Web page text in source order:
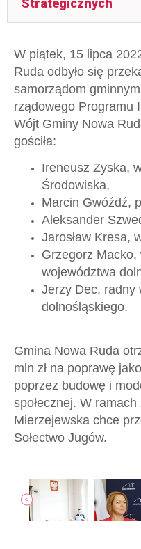
Strategicznych
W piątek, 15 lipca
Ruda odbyło się
samorządom
rządowego Programu
Wójt Gminy Nowa
gościła:
Ireneusz Zyska,
Środowiska,
Marcin Gwóźdź,
Aleksander
Jarosław Kresa,
Grzegorz Macko,
województwa
Jerzy Dec, radny
dolnośląskiego.
Gmina Nowa Ruda
mln zł na poprawę
poprzez budowę i
społecznej. W
Mierzejewska chce
Sołectwo Jugów.